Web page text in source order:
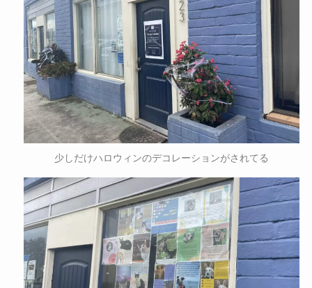
少しだけハロウィンのデコレーションがされてる